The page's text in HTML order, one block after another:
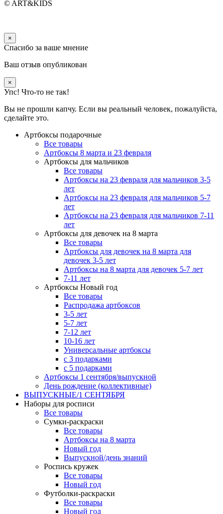
© ART&KIDS
×
Спасибо за ваше мнение
Ваш отзыв опубликован
×
Упс! Что-то не так!
Вы не прошли капчу. Если вы реальный человек, пожалуйста,
сделайте это.
Артбоксы подарочные
Все товары
Артбоксы 8 марта и 23 февраля
Артбоксы для мальчиков
Все товары
Артбоксы на 23 февраля для мальчиков 3-5
лет
Артбоксы на 23 февраля для мальчиков 5-7
лет
Артбоксы на 23 февраля для мальчиков 7-11
лет
Артбоксы для девочек на 8 марта
Все товары
Артбоксы для девочек на 8 марта для
девочек 3-5 лет
Артбоксы на 8 марта для девочек 5-7 лет
7-11 лет
Артбоксы Новый год
Все товары
Распродажа артбоксов
3-5 лет
5-7 лет
7-12 лет
10-16 лет
Универсальные артбоксы
с 3 подарками
с 5 подарками
Артбоксы 1 сентября/выпускной
День рождение (коллективные)
ВЫПУСКНЫЕ/1 СЕНТЯБРЯ
Наборы для росписи
Все товары
Сумки-раскраски
Все товары
Артбоксы на 8 марта
Новый год
Выпускной/день знаний
Роспись кружек
Все товары
Новый год
Футболки-раскраски
Все товары
Новый год